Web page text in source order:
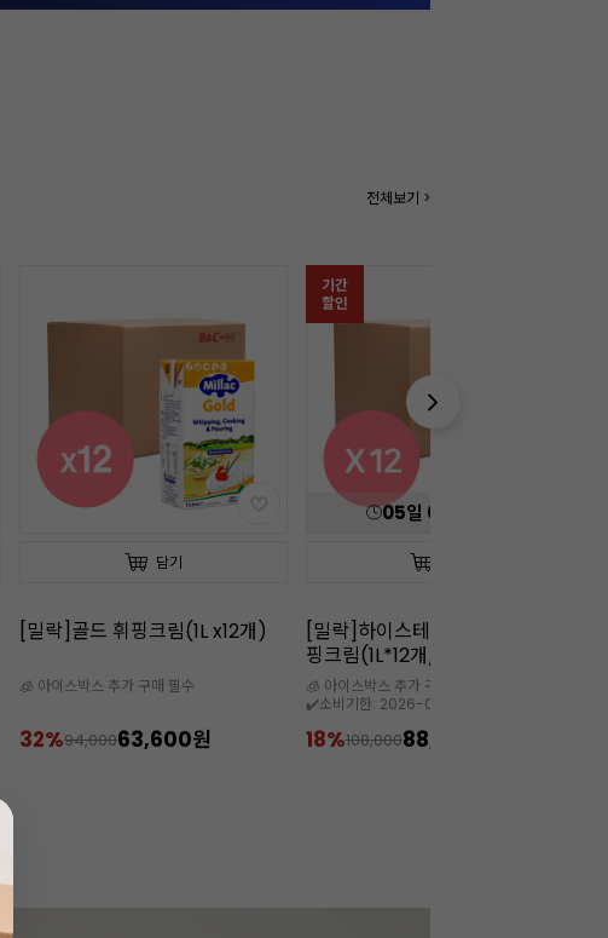
전체보기 >
05 :49:19
담기
[밀락]하이스테빌리티 동물성 휘
🧊 아이스박스 추가 구매 필수
18%108,00088,800원
[칼리바우트]2815다크(10kg/벌
크/벨기에)
🧊 5월~9월까지는 아이스박스 필수
11%359,000319,900원